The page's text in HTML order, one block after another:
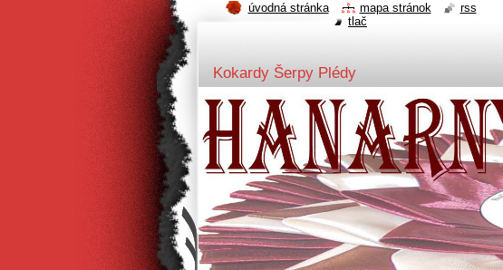
Kokardy Šerpy Plédy
úvodná stránka mapa stránok
rss
tlač